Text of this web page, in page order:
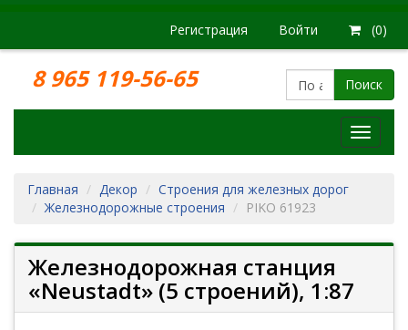
Регистрация Войти (0)
8 965 119-56-65 Поиск
Модели
Главная
Декор
Строения для железных дорог
Железнодорожные строения
PIKO 61923
Железнодорожная станция
«Neustadt» (5 строений), 1:87